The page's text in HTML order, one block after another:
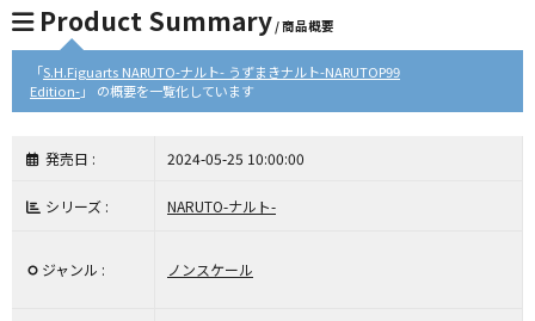
Product Summary / 商品概要
「S.H.Figuarts NARUTO-ナルト- うずまきナルト-NARUTOP99
Edition-」 の概要を一覧化しています
発売日 : 2024-05-25 10:00:00
シリーズ : NARUTO-ナルト-
ジャンル : ノンスケール